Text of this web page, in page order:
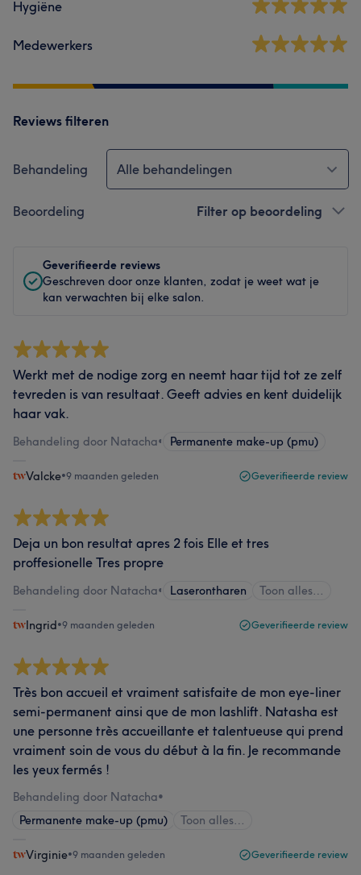
Hygiëne
Medewerkers
Reviews filteren
Behandeling Alle behandelingen
Beoordeling Filter op beoordeling
Geverifieerde reviews
Geschreven door onze klanten, zodat je weet wat je
kan verwachten bij elke salon.
Werkt met de nodige zorg en neemt haar tijd tot ze zelf
tevreden is van resultaat. Geeft advies en kent duidelijk
haar vak.
Behandeling door Natacha• Permanente make-up (pmu)
Valcke•9 maanden geleden Geverifieerde review
Deja un bon resultat apres 2 fois Elle et tres
proffesionelle Tres propre
Behandeling door Natacha• Laserontharen Toon alles…
Ingrid•9 maanden geleden Geverifieerde review
Très bon accueil et vraiment satisfaite de mon eye-liner
semi-permanent ainsi que de mon lashlift. Natasha est
une personne très accueillante et talentueuse qui prend
vraiment soin de vous du début à la fin. Je recommande
les yeux fermés !
Behandeling door Natacha•
Permanente make-up (pmu)
Toon alles…
Virginie•9 maanden geleden Geverifieerde review